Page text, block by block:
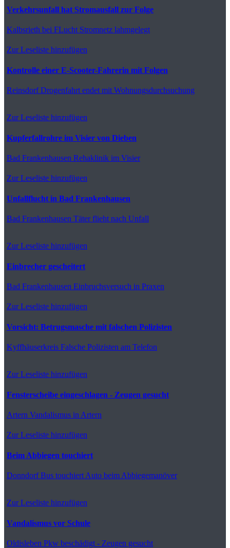
Verkehrsunfall hat Stromausfall zur Folge
Kalbsrieth bei FLucht Stromnetz lahmgelegt
Zur Leseliste hinzufügen
Kontrolle einer E-Scooter-Fahrerin mit Folgen
ReinsdorfDrogenfahrt endet mit Wohnungsdurchsuchung
Zur Leseliste hinzufügen
Kupferfallrohre im Visier von Dieben
Bad Frankenhausen Rehaklinik im Visier
Zur Leseliste hinzufügen
Unfallflucht in Bad Frankenhausen
Bad Frankenhausen Täter flieht nach Unfall
Zur Leseliste hinzufügen
Einbrecher gescheitert
Bad Frankenhausen Einbruchsversuch in Praxen
Zur Leseliste hinzufügen
Vorsicht: Betrugsmasche mit falschen Polizisten
Kyffhäuserkreis Falsche Polizisten am Telefon
Zur Leseliste hinzufügen
Fensterscheibe eingeschlagen - Zeugen gesucht
Artern Vandalismus in Artern
Zur Leseliste hinzufügen
Beim Abbiegen touchiert
DonndorfBus touchiert Auto beim Abbiegemanöver
Zur Leseliste hinzufügen
Vandalismus vor Schule
Oldisleben Pkw beschädigt - Zeugen gesucht